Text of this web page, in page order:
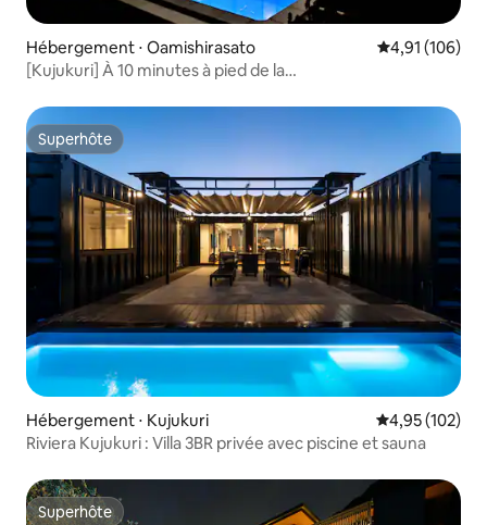
Hébergement ⋅ Oamishirasato Évaluation
4,91 (106)
[Kujukuri] À 10 minutes à pied de la
séjour avec un grand chien/BBQ/Location de
bâtiments/Réduction pour les séjours consécutifs
Superhôte
Superhôte
Hébergement ⋅ Kujukuri Évaluation
4,95 (102)
Riviera Kujukuri : Villa 3BR privée avec piscine et sauna
Superhôte